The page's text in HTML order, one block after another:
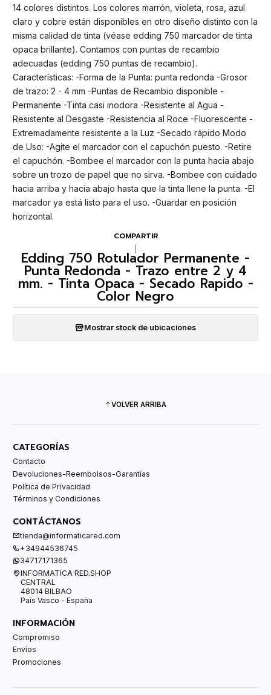
14 colores distintos. Los colores marrón, violeta, rosa, azul
claro y cobre están disponibles en otro diseño distinto con la
misma calidad de tinta (véase edding 750 marcador de tinta
opaca brillante). Contamos con puntas de recambio
adecuadas (edding 750 puntas de recambio).
Características: -Forma de la Punta: punta redonda -Grosor
de trazo: 2 - 4 mm -Puntas de Recambio disponible -
Permanente -Tinta casi inodora -Resistente al Agua -
Resistente al Desgaste -Resistencia al Roce -Fluorescente -
Extremadamente resistente a la Luz -Secado rápido Modo
de Uso: -Agite el marcador con el capuchón puesto. -Retire
el capuchón. -Bombee el marcador con la punta hacia abajo
sobre un trozo de papel que no sirva. -Bombee con cuidado
hacia arriba y hacia abajo hasta que la tinta llene la punta. -El
marcador ya está listo para el uso. -Guardar en posición
horizontal.
COMPARTIR
Edding 750 Rotulador Permanente -
Punta Redonda - Trazo entre 2 y 4
mm. - Tinta Opaca - Secado Rapido -
Color Negro
Mostrar stock de ubicaciones
VOLVER ARRIBA
CATEGORÍAS
Contacto
Devoluciones-Reembolsos-Garantías
Política de Privacidad
Términos y Condiciones
CONTÁCTANOS
tienda@informaticared.com
+34944536745
34717171365
INFORMATICA RED.SHOP
CENTRAL
48014 BILBAO
País Vasco - España
INFORMACIÓN
Compromiso
Envíos
Promociones